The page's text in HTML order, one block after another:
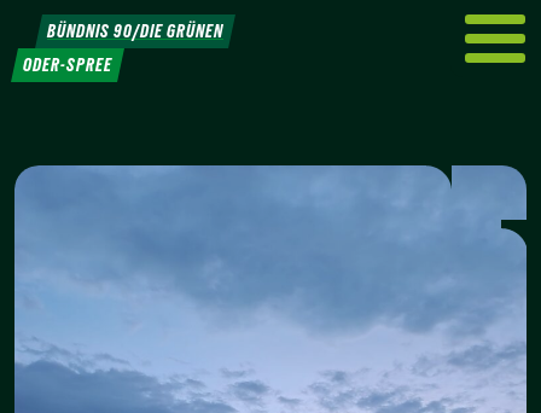
Weiter
zum
Inhalt
BÜNDNIS 90/DIE GRÜNEN
ODER-SPREE